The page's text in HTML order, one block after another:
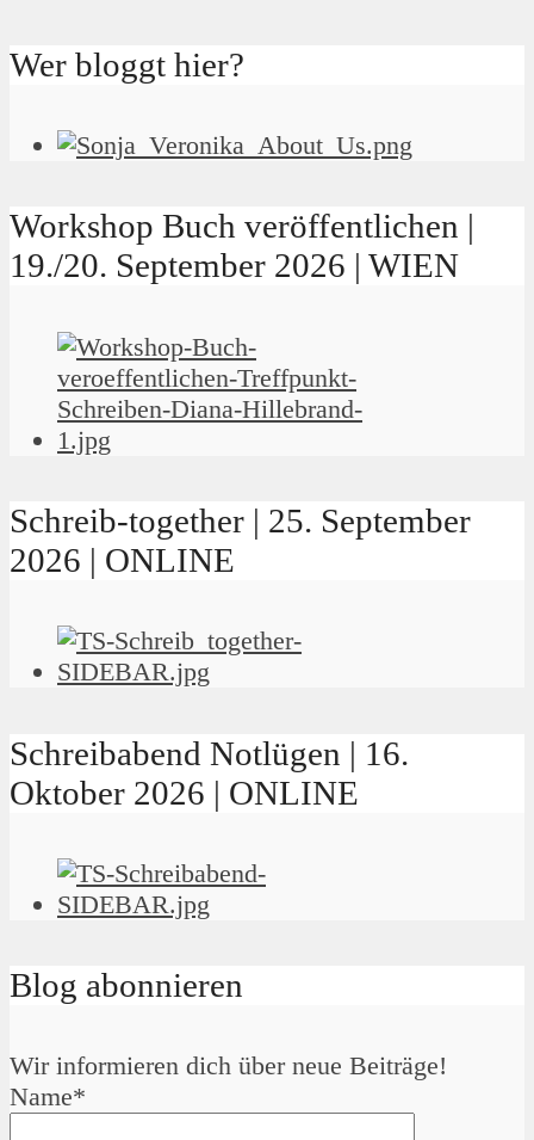
Wer bloggt hier?
Workshop Buch veröffentlichen |
19./20. September 2026 | WIEN
Schreib-together | 25. September
2026 | ONLINE
Schreibabend Notlügen | 16.
Oktober 2026 | ONLINE
Blog abonnieren
Wir informieren dich über neue Beiträge!
Name*